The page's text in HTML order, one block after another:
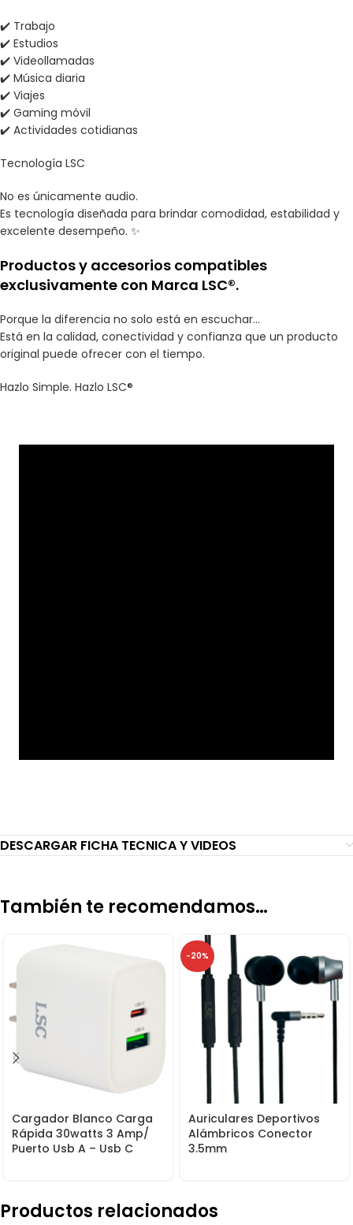
✔️ Trabajo
✔️ Estudios
✔️ Videollamadas
✔️ Música diaria
✔️ Viajes
✔️ Gaming móvil
✔️ Actividades cotidianas
Tecnología LSC
No es únicamente audio.
Es tecnología diseñada para brindar comodidad, estabilidad y
excelente desempeño. ✨
Productos y accesorios compatibles
exclusivamente con Marca LSC®.
Porque la diferencia no solo está en escuchar…
Está en la calidad, conectividad y confianza que un producto
original puede ofrecer con el tiempo.
Hazlo Simple. Hazlo LSC®
DESCARGAR FICHA TECNICA Y VIDEOS
También te recomendamos…
Cargador Blanco Carga
Rápida 30watts 3 Amp/
Puerto Usb A – Usb C
-20%
Auriculares Deportivos
Alámbricos Conector
3.5mm
Productos relacionados